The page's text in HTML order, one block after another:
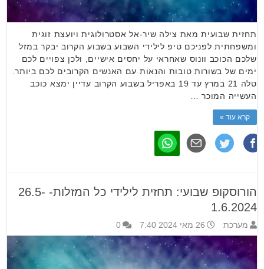
תחזית שבועית מאת צילה שיר-אל אסטרולוגית ויועצת זוגית
ומשפחתית לפניכם טיפ לילידי השבוע בשבוע הקרוב יבקר במזל
שלכם הכוכב וונוס שאחראי על יחסים אישיים, ולכן צפויים לכם
ימים של בשורות טובות והנאות עם האנשים הקרובים לכם ביותר.
טלה 21 במרץ עד 19 באפריל בשבוע הקרוב עדיין ימצא כוכב
העשייה המוכר …
קרא עוד »
הורוסקופ שבועי: תחזית לילידי כל המזלות- 26.5-
1.6.2024
מערכת 26 מאי 2024 7:40 0